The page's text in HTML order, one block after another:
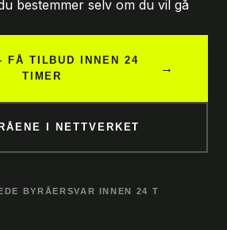
bestemmer selv om du vil gå
FÅ TILBUD INNEN 24
TIMER
→
I NETTVERKET
BYRÅERSVAR INNEN 24 T